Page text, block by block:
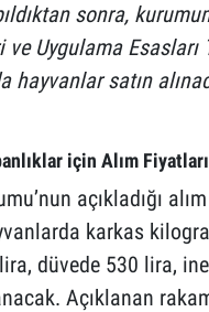
sonra,
Uygulama Esasları
hayvanlar satın
için Alım
açıkladığı
karkas
düvede 530 lira,
Açıklanan